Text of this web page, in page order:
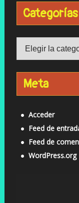
Categorías
Categorías
Meta
Acceder
Feed de
Feed de
WordPress.org